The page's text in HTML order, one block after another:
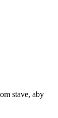
stave, aby⁣